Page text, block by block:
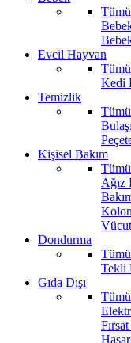
Evcil Hayvan
Kedi
Temizlik
Kişisel Bakım
Ağız
Dondurma
Tekli
Gıda Dışı